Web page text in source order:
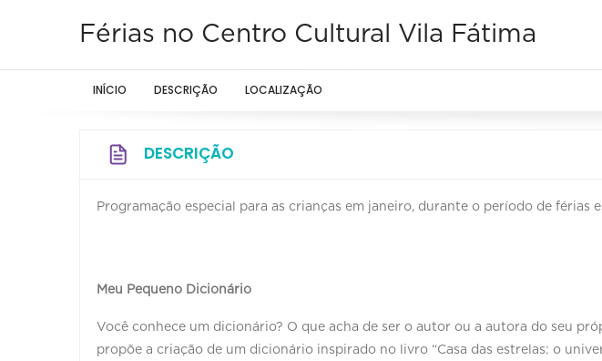
Férias no Centro Cultural Vila Fátima
INÍCIO DESCRIÇÃO LOCALIZAÇÃO
DESCRIÇÃO
Programação especial para as crianças em janeiro, durante o período de férias
Meu Pequeno Dicionário
Você conhece um dicionário? O que acha de ser o autor ou a autora do seu
propõe a criação de um dicionário inspirado no livro “Casa das estrelas: o